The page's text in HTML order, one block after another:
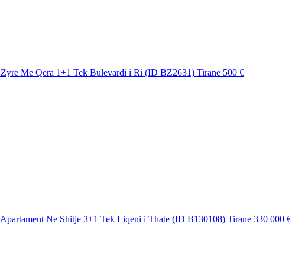
Zyre Me Qera 1+1 Tek Bulevardi i Ri (ID BZ2631) Tirane 500 €
Apartament Ne Shitje 3+1 Tek Liqeni i Thate (ID B130108) Tirane 330 000 €